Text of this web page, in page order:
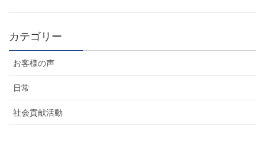
カテゴリー
お客様の声
日常
社会貢献活動